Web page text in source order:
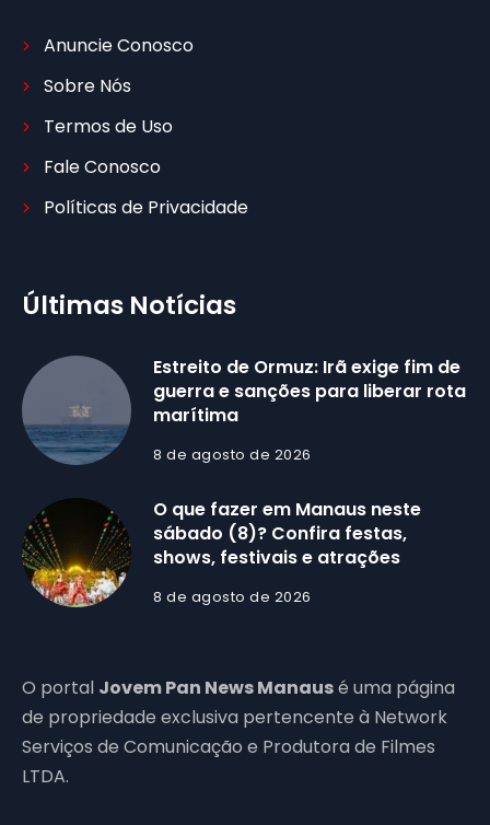
Anuncie Conosco
Sobre Nós
Termos de Uso
Fale Conosco
Políticas de Privacidade
Últimas Notícias
Estreito de Ormuz: Irã exige fim de
guerra e sanções para liberar rota
marítima
8 de agosto de 2026
O que fazer em Manaus neste
sábado (8)? Confira festas,
shows, festivais e atrações
8 de agosto de 2026
O portal Jovem Pan News Manausé uma página
de propriedade exclusiva pertencente à Network
Serviços de Comunicação e Produtora de Filmes
LTDA.